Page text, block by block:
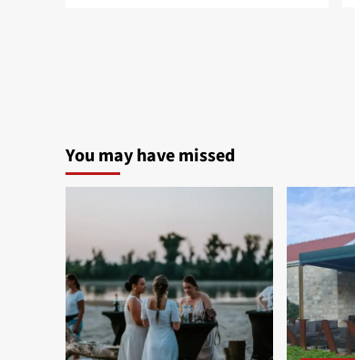
SU
SVJETSKA
KADA
SU
COCKTAILI
U
PITANJU)
You may have missed